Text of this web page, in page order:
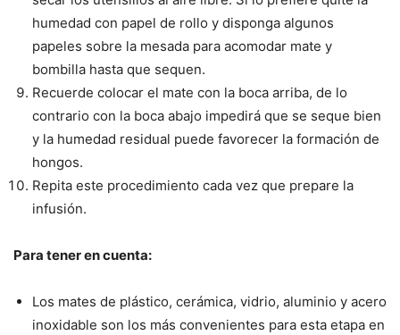
humedad con papel de rollo y disponga algunos
papeles sobre la mesada para acomodar mate y
bombilla hasta que sequen.
Recuerde colocar el mate con la boca arriba, de lo
contrario con la boca abajo impedirá que se seque bien
y la humedad residual puede favorecer la formación de
hongos.
Repita este procedimiento cada vez que prepare la
infusión.
Para tener en cuenta:
Los mates de plástico, cerámica, vidrio, aluminio y acero
inoxidable son los más convenientes para esta etapa en